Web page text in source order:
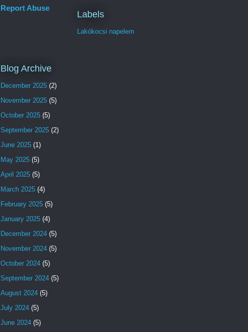
Report Abuse
Labels
Lakókocsi napelem
Blog Archive
December 2025 (2)
November 2025 (5)
October 2025 (5)
September 2025 (2)
June 2025 (1)
May 2025 (5)
April 2025 (5)
March 2025 (4)
February 2025 (5)
January 2025 (4)
December 2024 (5)
November 2024 (5)
October 2024 (5)
September 2024 (5)
August 2024 (5)
July 2024 (5)
June 2024 (5)